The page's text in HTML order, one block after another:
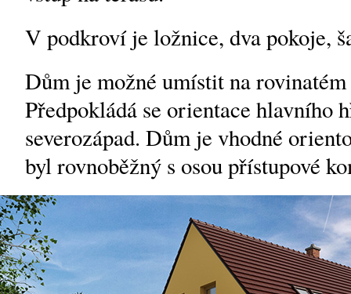
V podkroví je ložnice, dva pokoje,
Dům je možné umístit na
Předpokládá se orientace hlavního
severozápad. Dům je vhodné
byl rovnoběžný s osou přístupové